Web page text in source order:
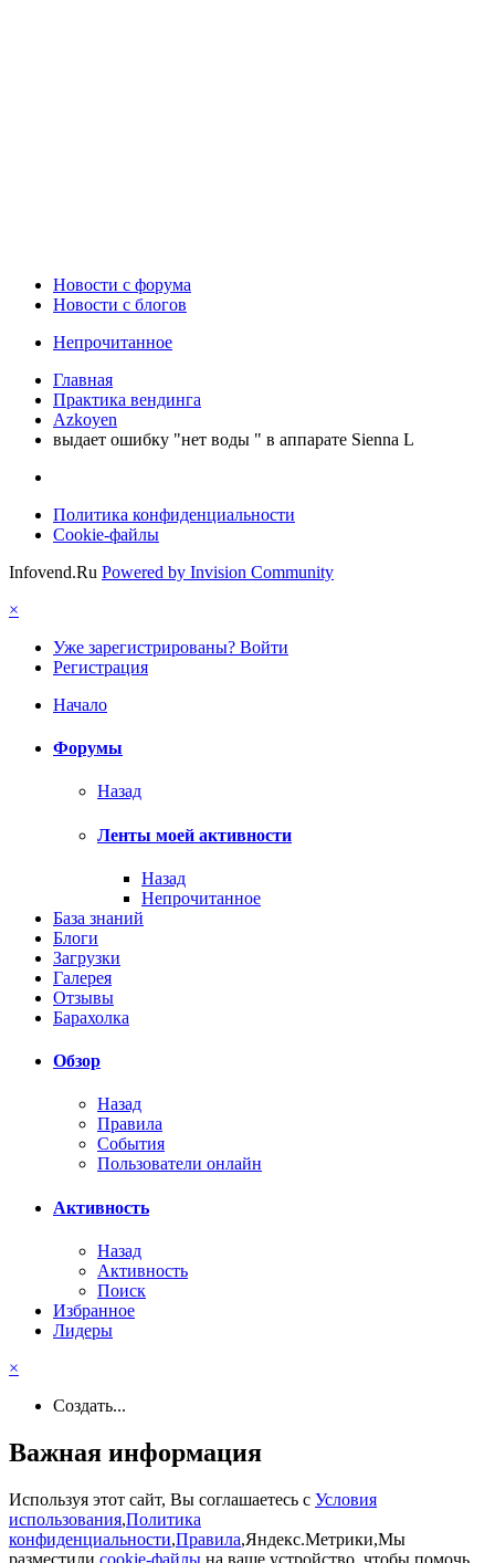
Новости c форума
Новости с блогов
Непрочитанное
Главная
Практика вендинга
Azkoyen
выдает ошибку "нет воды " в аппарате Sienna L
Политика конфиденциальности
Cookie-файлы
Infovend.Ru Powered by Invision Community
×
Уже зарегистрированы? Войти
Регистрация
Начало
Форумы
Назад
Ленты моей активности
Назад
Непрочитанное
База знаний
Блоги
Загрузки
Галерея
Отзывы
Барахолка
Обзор
Назад
Правила
События
Пользователи онлайн
Активность
Назад
Активность
Поиск
Избранное
Лидеры
×
Создать...
Важная информация
Используя этот сайт, Вы соглашаетесь с Условия
использования,Политика
конфиденциальности,Правила,Яндекс.Метрики,Мы
разместили cookie-файлы на ваше устройство, чтобы помочь